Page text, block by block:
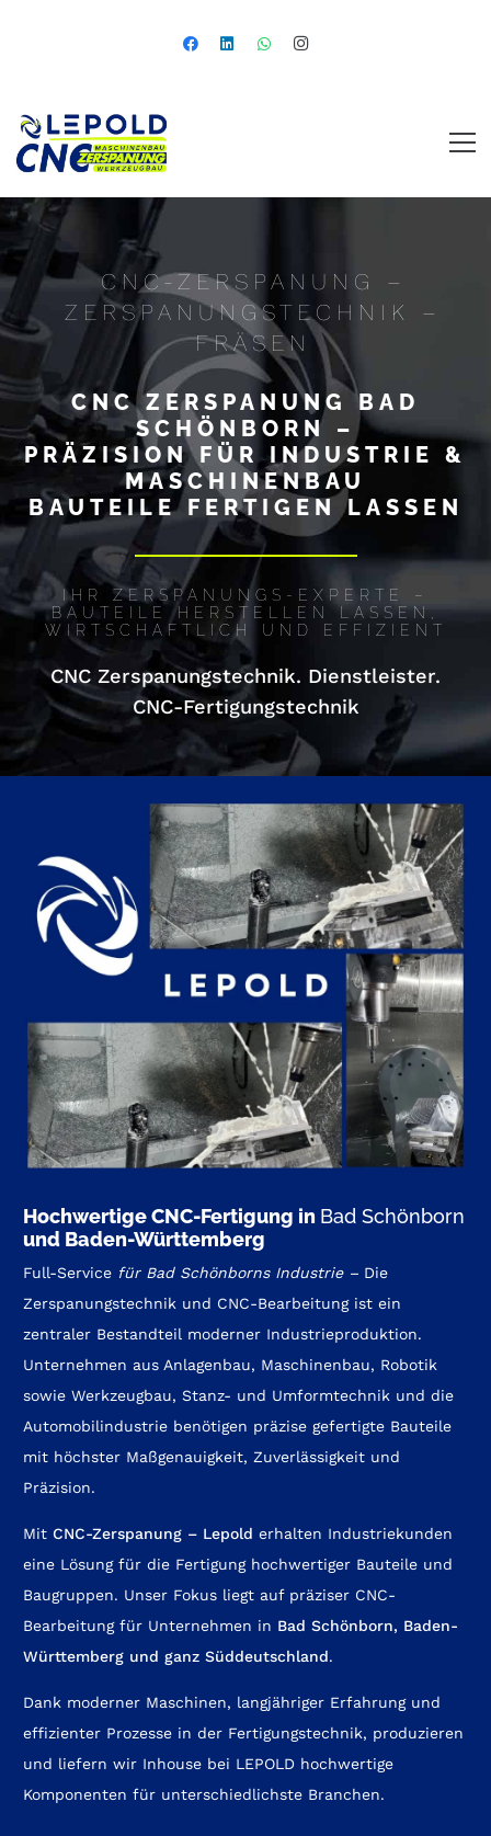
CNC-ZERSPANUNG –
ZERSPANUNGSTECHNIK –
FRÄSEN
CNC ZERSPANUNG BAD
SCHÖNBORN –
PRÄZISION FÜR INDUSTRIE &
MASCHINENBAU
BAUTEILE FERTIGEN LASSEN
IHR ZERSPANUNGS-EXPERTE –
BAUTEILE HERSTELLEN LASSEN,
WIRTSCHAFTLICH UND EFFIZIENT
CNC Zerspanungstechnik. Dienstleister.
CNC-Fertigungstechnik
Hochwertige CNC-Fertigung in Bad Schönborn
und Baden-Württemberg
Full-Service für Bad Schönborns Industrie – Die
Zerspanungstechnik und CNC-Bearbeitung ist ein
zentraler Bestandteil moderner Industrieproduktion.
Unternehmen aus Anlagenbau, Maschinenbau, Robotik
sowie Werkzeugbau, Stanz- und Umformtechnik und die
Automobilindustrie benötigen präzise gefertigte Bauteile
mit höchster Maßgenauigkeit, Zuverlässigkeit und
Präzision.
Mit CNC-Zerspanung – Lepold erhalten Industriekunden
eine Lösung für die Fertigung hochwertiger Bauteile und
Baugruppen. Unser Fokus liegt auf präziser CNC-
Bearbeitung für Unternehmen in Bad Schönborn, Baden-
Württemberg und ganz Süddeutschland.
Dank moderner Maschinen, langjähriger Erfahrung und
effizienter Prozesse in der Fertigungstechnik, produzieren
und liefern wir Inhouse bei LEPOLD hochwertige
Komponenten für unterschiedlichste Branchen.